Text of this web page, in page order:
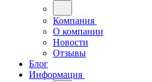
Компания
О компании
Новости
Отзывы
Блог
Информация